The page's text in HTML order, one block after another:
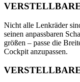
Nicht alle Lenkräder
seinen anpassbaren
größen – passe die
Cockpit anzupassen.